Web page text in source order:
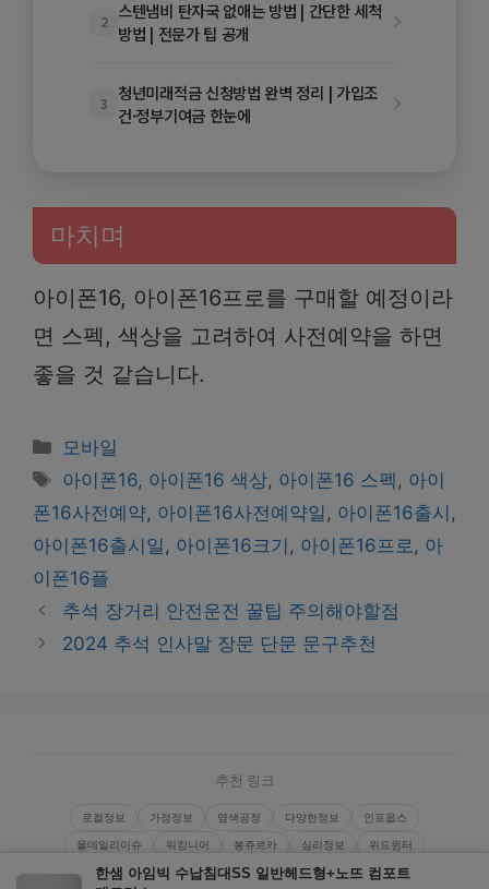
2
스텐냄비 탄자국 없애는 방법 | 간단한 세척
방법 | 전문가 팁 공개
3
청년미래적금 신청방법 완벽 정리 | 가입조
건·정부기여금 한눈에
마치며
아이폰16, 아이폰16프로를 구매할 예정이라
면 스펙, 색상을 고려하여 사전예약을 하면
좋을 것 같습니다.
Categories
모바일
Tags
아이폰16, 아이폰16 색상, 아이폰16 스펙 , 아이
폰16사전예약, 아이폰16사전예약일 , 아이폰16출시 ,
아이폰16출시일 , 아이폰16크기 , 아이폰16프로 , 아
이폰16플
추석 장거리 안전운전 꿀팁 주의해야할점
2024 추석 인사말 장문 단문 문구추천
추천 링크
로컬정보 가정정보 염색공정 다양한정보 인포웁스
올데일리이슈 워킹니어 봉쥬르카 심리정보 위드윈터
한샘 아임빅 수납침대SS 일반헤드형+노뜨 컴포트